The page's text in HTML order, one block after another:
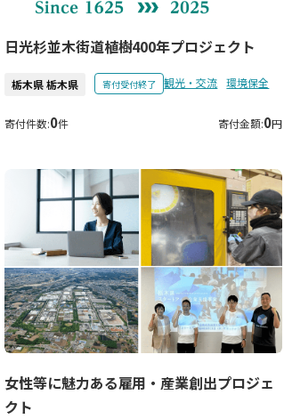
日光杉並木街道植樹400年プロジェクト
栃木県 栃木県 寄付受付終了 観光・交流 環境保全
寄付件数:0件 寄付金額:0円
女性等に魅力ある雇用・産業創出プロジェ
クト